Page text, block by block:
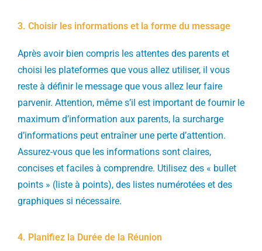
3. Choisir les informations et la forme du message
Après avoir bien compris les attentes des parents et
choisi les plateformes que vous allez utiliser, il vous
reste à définir le message que vous allez leur faire
parvenir. Attention, même s’il est important de fournir le
maximum d’information aux parents, la surcharge
d’informations peut entraîner une perte d’attention.
Assurez-vous que les informations sont claires,
concises et faciles à comprendre. Utilisez des « bullet
points » (liste à points), des listes numérotées et des
graphiques si nécessaire.
4. Planifiez la Durée de la Réunion